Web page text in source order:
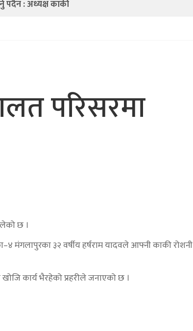
: अध्यक्ष कार्की
परिसरमा
छ ।
मंगलापुरका ३२ वर्षीय हर्षराम यादवले आफ्नी काकी रोशनी
कार्य भैरहेको प्रहरीले जनाएको छ ।